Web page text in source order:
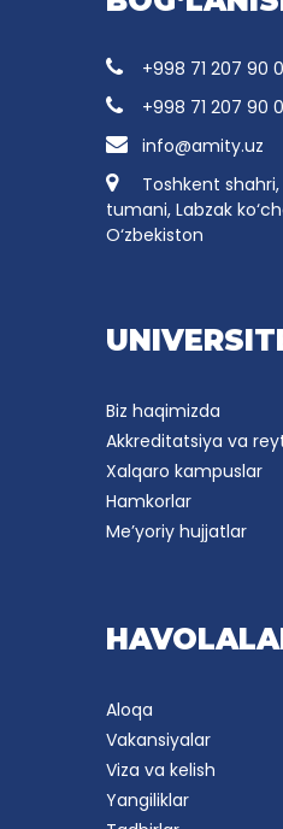
+998 71 207 90
+998 71 207 90
info@amity.uz
Toshkent
tumani, Labzak
O‘zbekiston
Biz haqimizda
Akkreditatsiya va
Xalqaro kampuslar
Hamkorlar
Me’yoriy hujjatlar
Aloqa
Vakansiyalar
Viza va kelish
Yangiliklar